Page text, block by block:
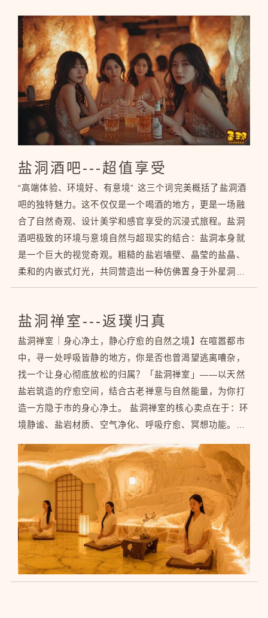
盐洞酒吧---超值享受
“高端体验、环境好、有意境” 这三个词完美概括了盐洞酒
吧的独特魅力。这不仅仅是一个喝酒的地方，更是一场融
合了自然奇观、设计美学和感官享受的沉浸式旅程。盐洞
酒吧极致的环境与意境自然与超现实的结合：盐洞本身就
是一个巨大的视觉奇观。粗糙的盐岩墙壁、晶莹的盐晶、
柔和的内嵌式灯光，共同营造出一种仿佛置身于外星洞穴
或远古冰川的超现实氛围。这种“原始感”和“奢华感”的碰
盐洞禅室---返璞归真
盐洞禅室｜身心净土，静心疗愈的自然之境】在喧嚣都市
中，寻一处呼吸皆静的地方，你是否也曾渴望逃离嘈杂，
找一个让身心彻底放松的归属？「盐洞禅室」——以天然
盐岩筑造的疗愈空间，结合古老禅意与自然能量，为你打
造一方隐于市的身心净土。 盐洞禅室的核心卖点在于：环
境静谧、盐岩材质、空气净化、呼吸疗愈、冥想功能。盐
筑，泛着微暖柔和的光晕，空气中弥漫